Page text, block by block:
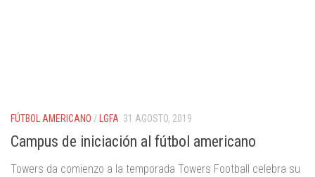
FÚTBOL AMERICANO / LGFA 31 AGOSTO, 2019
Campus de iniciación al fútbol americano
Towers da comienzo a la temporada Towers Football celebra su